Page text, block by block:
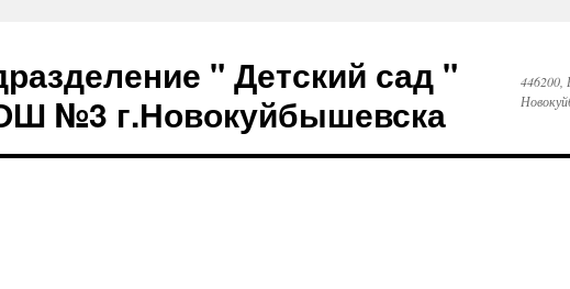
" Детский сад "
№3 г.Новокуйбышевска
446200,